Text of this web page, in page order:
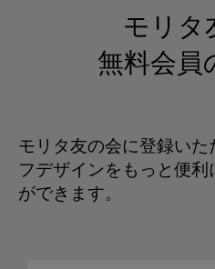
モリタ
無料会員
モリタ友の会に登録いた
フデザインをもっと便
ができます。